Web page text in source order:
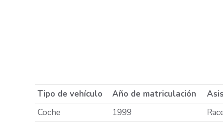
Tipo de vehículo Año de matriculación
Coche
1999